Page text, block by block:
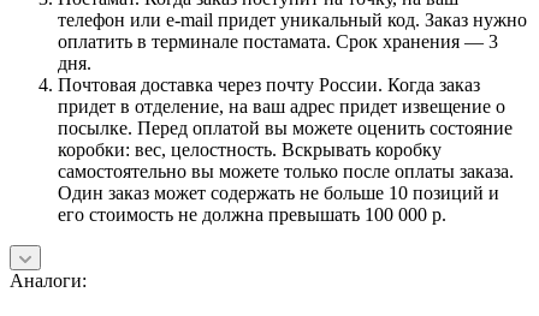
телефон или e-mail придет уникальный код. Заказ нужно
оплатить в терминале постамата. Срок хранения — 3
дня.
Почтовая доставка через почту России. Когда заказ
придет в отделение, на ваш адрес придет извещение о
посылке. Перед оплатой вы можете оценить состояние
коробки: вес, целостность. Вскрывать коробку
самостоятельно вы можете только после оплаты заказа.
Один заказ может содержать не больше 10 позиций и
его стоимость не должна превышать 100 000 р.
Аналоги: